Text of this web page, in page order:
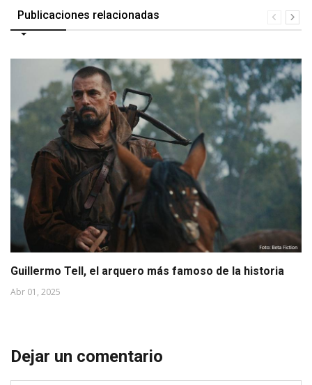
Publicaciones relacionadas
Guillermo Tell, el arquero más famoso de la historia
Abr 01, 2025
Dejar un comentario